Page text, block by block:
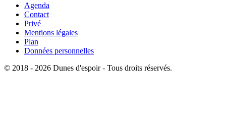
Agenda
Contact
Privé
Mentions légales
Plan
Données personnelles
© 2018 - 2026 Dunes d'espoir - Tous droits réservés.